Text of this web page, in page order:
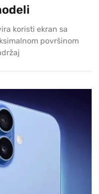
koristi ekran sa
površinom